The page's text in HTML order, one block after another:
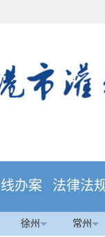
办案 法律法
徐州 常州